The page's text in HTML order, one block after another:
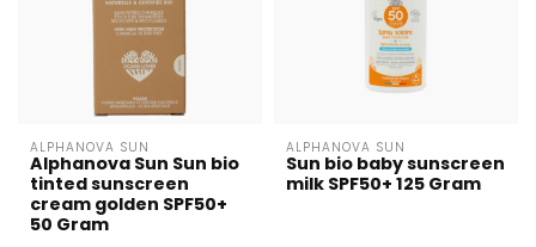
ALPHANOVA SUN
Alphanova Sun Sun bio
tinted sunscreen
cream golden SPF50+
50 Gram
ALPHANOVA SUN
Sun bio baby sunscreen
milk SPF50+ 125 Gram